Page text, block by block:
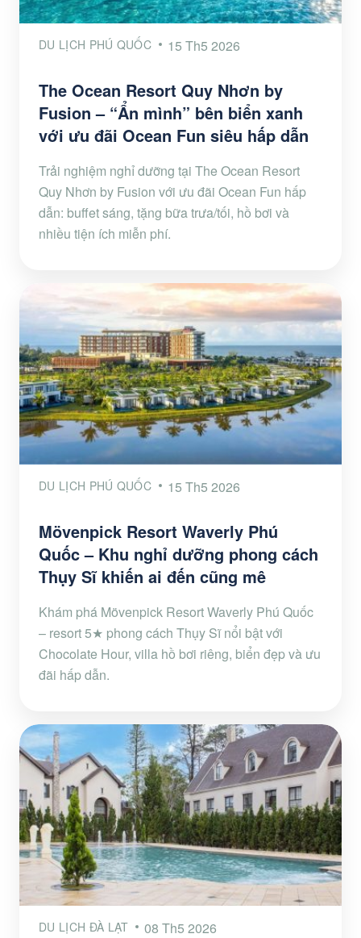
DU LỊCH PHÚ QUỐC 15 Th5 2026
The Ocean Resort Quy Nhơn by
Fusion – “Ẩn mình” bên biển xanh
với ưu đãi Ocean Fun siêu hấp dẫn
Trải nghiệm nghỉ dưỡng tại The Ocean Resort
Quy Nhơn by Fusion với ưu đãi Ocean Fun hấp
dẫn: buffet sáng, tặng bữa trưa/tối, hồ bơi và
nhiều tiện ích miễn phí.
DU LỊCH PHÚ QUỐC 15 Th5 2026
Mövenpick Resort Waverly Phú
Quốc – Khu nghỉ dưỡng phong cách
Thụy Sĩ khiến ai đến cũng mê
Khám phá Mövenpick Resort Waverly Phú Quốc
– resort 5★ phong cách Thụy Sĩ nổi bật với
Chocolate Hour, villa hồ bơi riêng, biển đẹp và ưu
đãi hấp dẫn.
DU LỊCH ĐÀ LẠT 08 Th5 2026